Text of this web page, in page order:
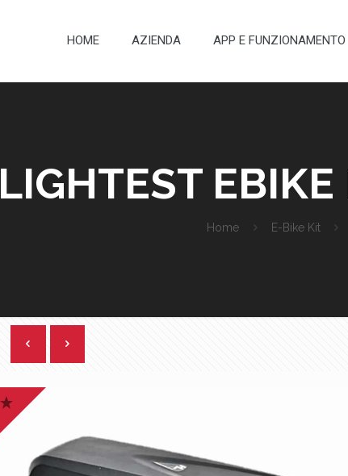
HOME AZIENDA APP E FUNZIONAMENTO
LIGHTEST
Home E-Bike Kit